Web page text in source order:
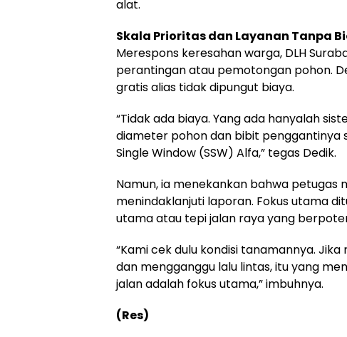
alat.
Skala Prioritas dan Layanan Tanpa
Merespons keresahan warga, DLH
perantingan atau pemotongan pohon.
gratis alias tidak dipungut biaya.
“Tidak ada biaya. Yang ada hanyalah
diameter pohon dan bibit penggantinya
Single Window (SSW) Alfa,” tegas Dedik.
Namun, ia menekankan bahwa
menindaklanjuti laporan. Fokus utama
utama atau tepi jalan raya yang
“Kami cek dulu kondisi tanamannya.
dan mengganggu lalu lintas, itu yang
jalan adalah fokus utama,” imbuhnya.
(Res)